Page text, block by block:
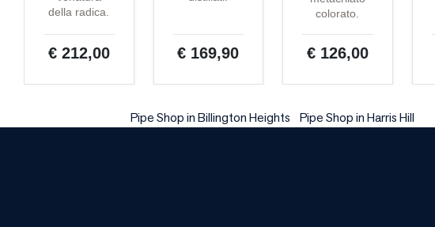
della radica.
€ 212,00 € 169,90
colorato.
€ 126,00
Pipe Shop in Billington Heights Pipe Shop in Harris Hill